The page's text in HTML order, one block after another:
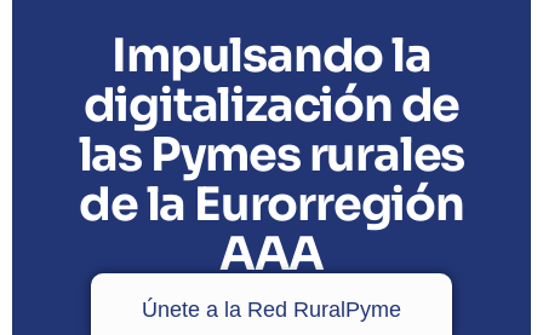
Impulsando la
digitalización de
las Pymes rurales
de la Eurorregión
AAA
Únete a la Red RuralPyme